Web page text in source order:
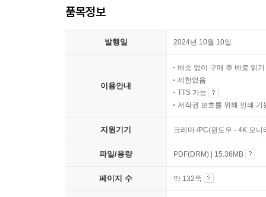
품목정보
발행일 2024년 10월 10일
이용안내
배송 없이 구매 후 바로 읽기
제한없음
TTS 가능
저작권 보호를 위해 인쇄 기
지원기기 크레마 /PC(윈도우 - 4K 모
파일/용량 PDF(DRM) | 15.36MB
페이지 수 약 132쪽